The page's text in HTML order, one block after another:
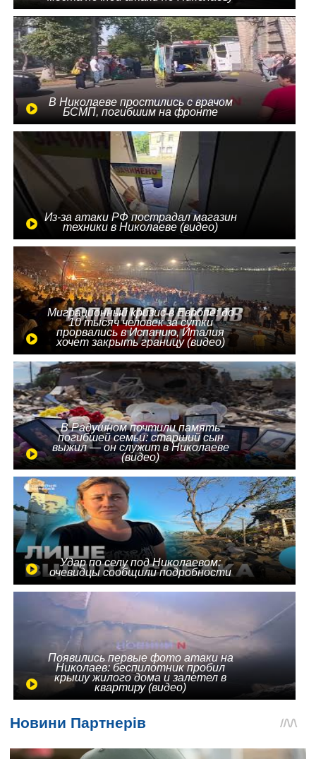
В Николаеве простились с врачом
БСМП, погибшим на фронте
Из-за атаки РФ пострадал магазин
техники в Николаеве (видео)
Миграционный кризис в Европе: до
10 тысяч человек за сутки
прорвались в Испанию, Италия
хочет закрыть границу (видео)
В Радушном почтили память
погибшей семьи: старший сын
выжил — он служит в Николаеве
(видео)
Удар по селу под Николаевом:
очевидцы сообщили подробности
Появились первые фото атаки на
Николаев: беспилотник пробил
крышу жилого дома и залетел в
квартиру (видео)